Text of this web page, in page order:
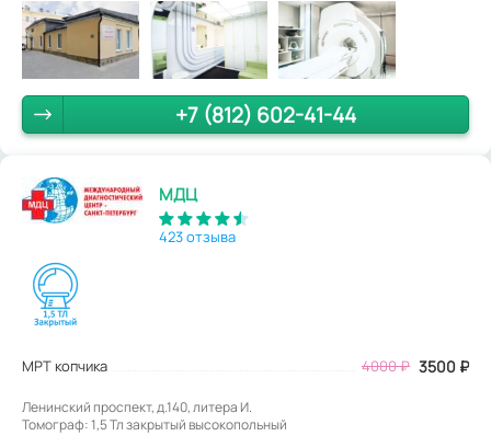
+7 (812) 602-41-44
МДЦ
423 отзыва
МРТ копчика 4000₽ 3500 ₽
Ленинский проспект, д.140, литера И.
Томограф: 1,5 Тл закрытый высокопольный